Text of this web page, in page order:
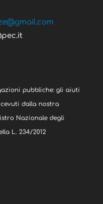
pubbliche: gli aiuti
dalla nostra
Nazionale degli
L. 234/2012